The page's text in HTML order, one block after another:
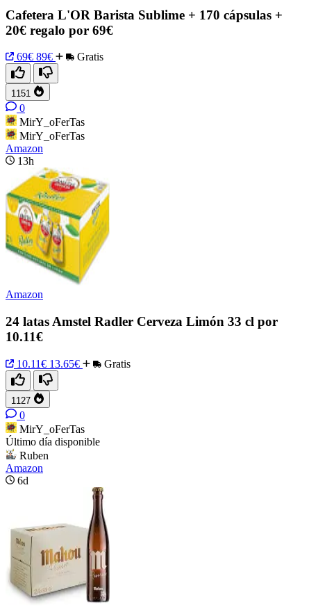
Cafetera L'OR Barista Sublime + 170 cápsulas +
20€ regalo por 69€
69€ 89€ Gratis
1151
0
MirY_oFerTas
MirY_oFerTas
Amazon
13h
Amazon
24 latas Amstel Radler Cerveza Limón 33 cl por
10.11€
10.11€ 13.65€ Gratis
1127
0
MirY_oFerTas
Último día disponible
Ruben
Amazon
6d